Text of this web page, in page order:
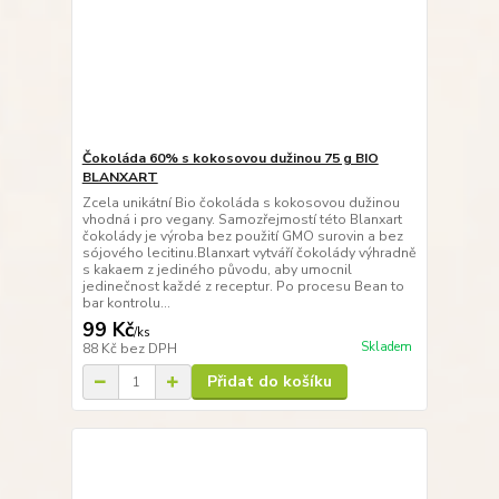
Čokoláda 60% s kokosovou dužinou 75 g BIO
BLANXART
Zcela unikátní Bio čokoláda s kokosovou dužinou
vhodná i pro vegany. Samozřejmostí této Blanxart
čokolády je výroba bez použití GMO surovin a bez
sójového lecitinu.Blanxart vytváří čokolády výhradně
s kakaem z jediného původu, aby umocnil
jedinečnost každé z receptur. Po procesu Bean to
bar kontrolu...
99 Kč/ks
88 Kč bez DPH Skladem
Přidat do košíku